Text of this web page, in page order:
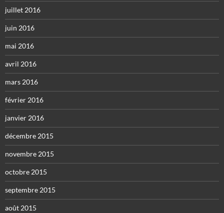
juillet 2016
juin 2016
mai 2016
avril 2016
mars 2016
février 2016
janvier 2016
décembre 2015
novembre 2015
octobre 2015
septembre 2015
août 2015